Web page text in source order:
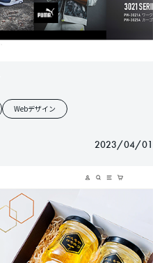
Webデザイン
2023/04/01